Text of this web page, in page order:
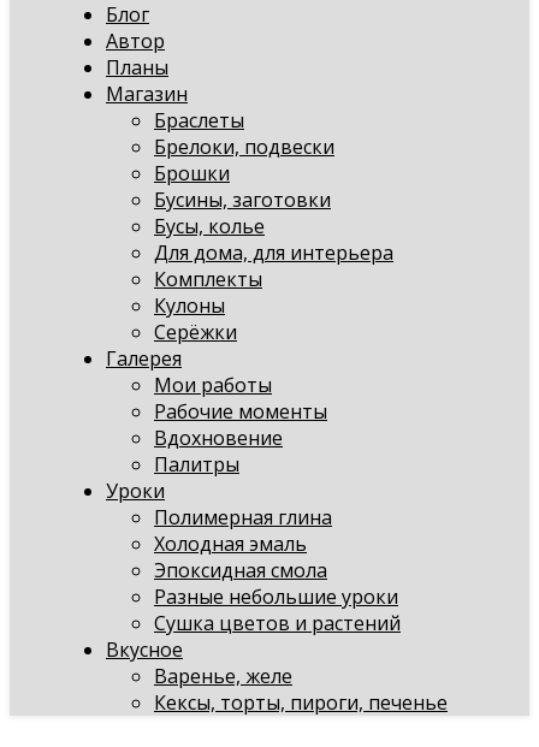
Блог
Автор
Планы
Магазин
Браслеты
Брелоки, подвески
Брошки
Бусины, заготовки
Бусы, колье
Для дома, для интерьера
Комплекты
Кулоны
Серёжки
Галерея
Мои работы
Рабочие моменты
Вдохновение
Палитры
Уроки
Полимерная глина
Холодная эмаль
Эпоксидная смола
Разные небольшие уроки
Сушка цветов и растений
Вкусное
Варенье, желе
Кексы, торты, пироги, печенье